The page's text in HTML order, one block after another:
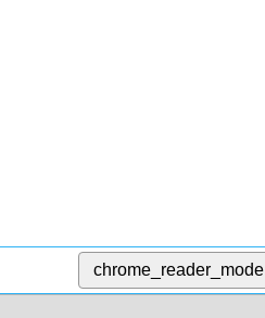
chrome_reader_mode